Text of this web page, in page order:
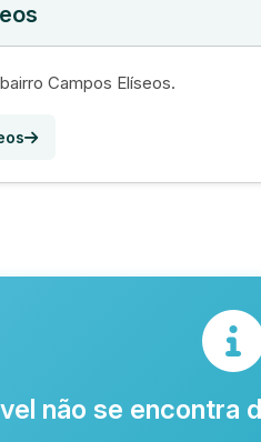
Campos Elíseos.
não se encontra